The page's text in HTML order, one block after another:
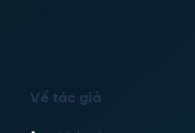
Về tác giả